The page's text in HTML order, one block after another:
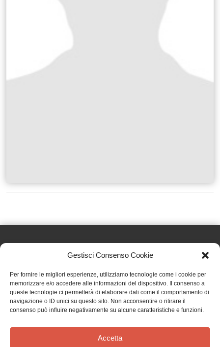
Gestisci Consenso Cookie
Per fornire le migliori esperienze, utilizziamo tecnologie come i cookie per
memorizzare e/o accedere alle informazioni del dispositivo. Il consenso a
queste tecnologie ci permetterà di elaborare dati come il comportamento di
navigazione o ID unici su questo sito. Non acconsentire o ritirare il
consenso può influire negativamente su alcune caratteristiche e funzioni.
Accetta
Effatà Editrice di Pellegrino Paolo SAS
C.F. e P.IVA 09655250018
Via Tre Denti, 1 - 10060 Cantalupa (TO)
Telefono: (+39) 0121 353452 - Fax: (+39) 0121 353839